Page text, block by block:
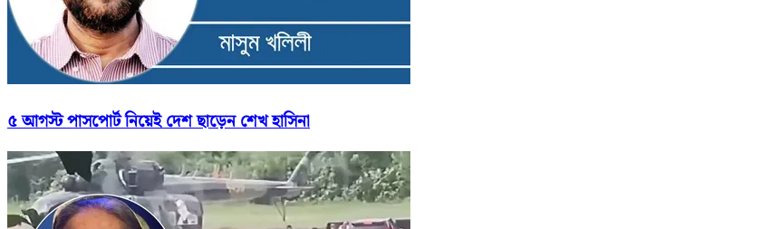
৫ আগস্ট পাসপোর্ট নিয়েই দেশ ছাড়েন শেখ হাসিনা